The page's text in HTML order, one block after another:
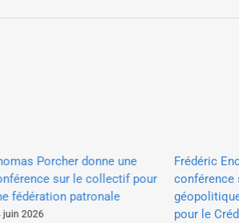
Porcher donne une
sur le collectif pour
fédération patronale
2026
Frédéric
conférence
pour le